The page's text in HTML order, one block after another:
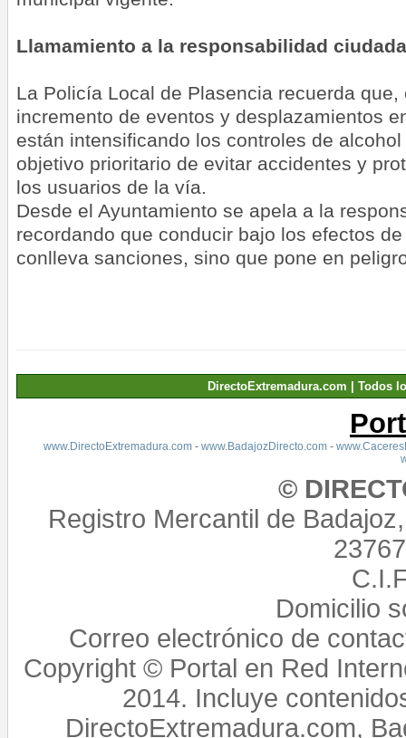
Llamamiento a la responsabilidad
La Policía Local de Plasencia recuerda que,
incremento de eventos y desplazamientos
están intensificando los controles de
objetivo prioritario de evitar accidentes y
los usuarios de la vía.
Desde el Ayuntamiento se apela a la
recordando que conducir bajo los efectos
conlleva sanciones, sino que pone en
DirectoExtremadura.com | Todos
www.DirectoExtremadura.com- www.BadajozDirecto.com-
©
Registro Mercantil de
Domicilio
Correo electrónico de
Copyright © Portal en Red
2014. Incluye
DirectoExtremadura.com,